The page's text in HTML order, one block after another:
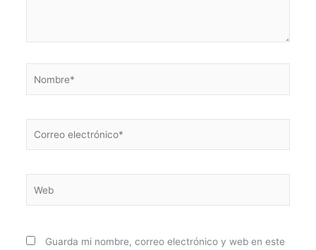
electrónico*
Guarda mi nombre, correo electrónico y web en este